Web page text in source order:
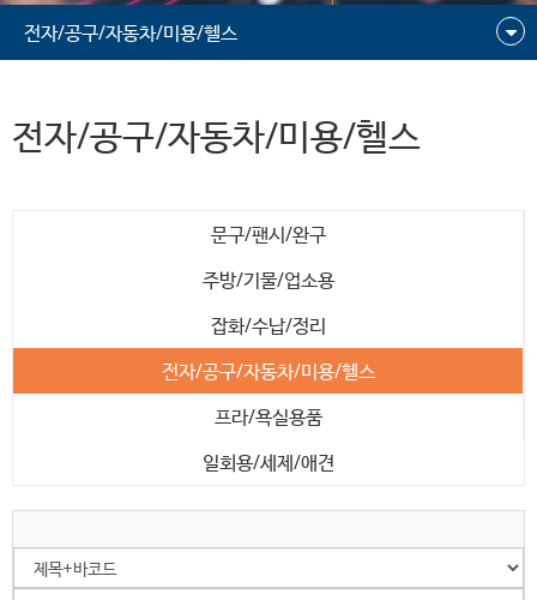
전자/공구/자동차/미용/헬스
전자/공구/자동차/미용/헬스
문구/팬시/완구
주방/기물/업소용
잡화/수납/정리
전자/공구/자동차/미용/헬스
프라/욕실용품
일회용/세제/애견